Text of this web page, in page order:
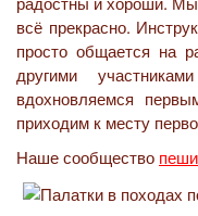
всё прекрасно.
просто общается на
другими
вдохновляемся
приходим к месту
Наше сообщество